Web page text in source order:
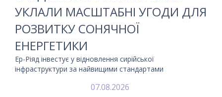
УКЛАЛИ МАСШТАБНІ УГОДИ ДЛЯ
РОЗВИТКУ СОНЯЧНОЇ
ЕНЕРГЕТИКИ
Ер-Ріяд інвестує у відновлення сирійської
інфраструктури за найвищими стандартами
07.08.2026